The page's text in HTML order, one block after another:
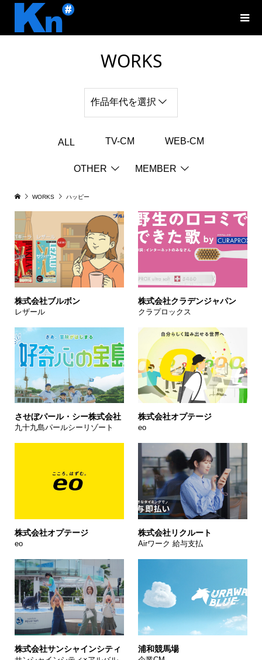
WORKS
作品年代を選択
ALL TV-CM WEB-CM
OTHER MEMBER
WORKS ハッピー
株式会社ブルボン
レザール
株式会社クラデンジャパン
クラプロックス
させぼパール・シー株式会社
九十九島パールシーリゾート
株式会社オプテージ
eo
株式会社オプテージ
eo
株式会社リクルート
Airワーク 給与支払
株式会社サンシャインシティ 浦和競馬場